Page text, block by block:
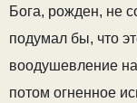
Бога, рожден, не
подумал бы, что
воодушевление
потом огненное